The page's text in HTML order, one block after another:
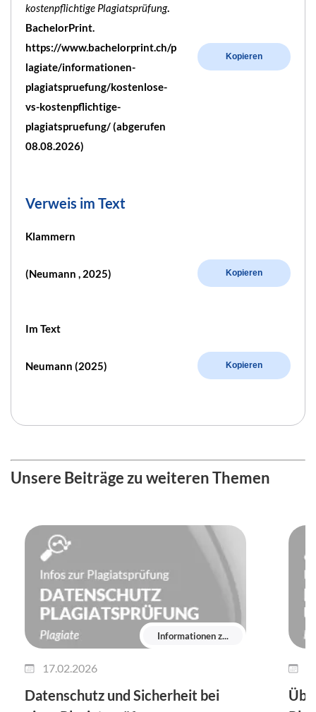
kostenpflichtige Plagiatsprüfung.
BachelorPrint.
https://www.bachelorprint.ch/p
lagiate/informationen-
plagiatspruefung/kostenlose-
vs-kostenpflichtige-
plagiatspruefung/ (abgerufen
08.08.2026)
Kopieren
Verweis im Text
Klammern
(Neumann , 2025) Kopieren
Im Text
Neumann (2025) Kopieren
Unsere Beiträge zu weiteren Themen
Informationen z...
17.02.2026
Datenschutz und Sicherheit bei